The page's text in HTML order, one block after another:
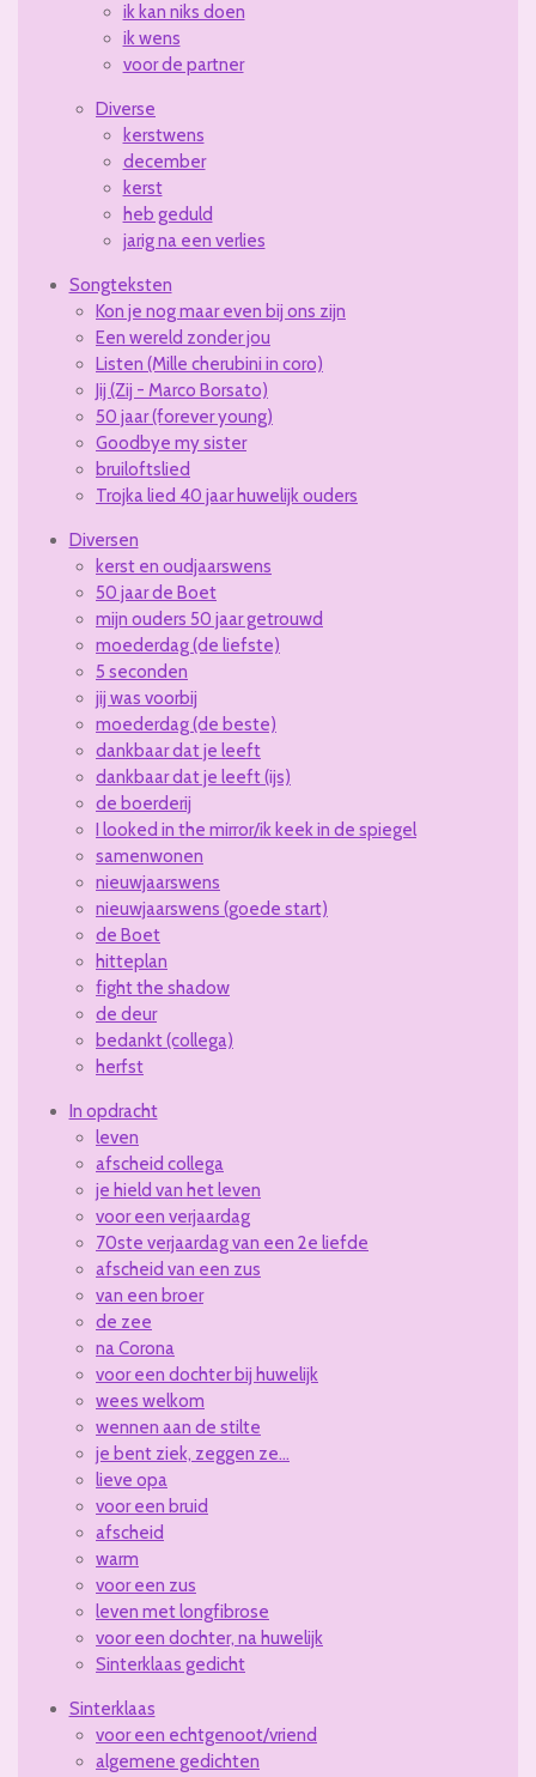
ik kan niks doen
ik wens
voor de partner
Diverse
kerstwens
december
kerst
heb geduld
jarig na een verlies
Songteksten
Kon je nog maar even bij ons zijn
Een wereld zonder jou
Listen (Mille cherubini in coro)
Jij (Zij - Marco Borsato)
50 jaar (forever young)
Goodbye my sister
bruiloftslied
Trojka lied 40 jaar huwelijk ouders
Diversen
kerst en oudjaarswens
50 jaar de Boet
mijn ouders 50 jaar getrouwd
moederdag (de liefste)
5 seconden
jij was voorbij
moederdag (de beste)
dankbaar dat je leeft
dankbaar dat je leeft (ijs)
de boerderij
I looked in the mirror/ik keek in de spiegel
samenwonen
nieuwjaarswens
nieuwjaarswens (goede start)
de Boet
hitteplan
fight the shadow
de deur
bedankt (collega)
herfst
In opdracht
leven
afscheid collega
je hield van het leven
voor een verjaardag
70ste verjaardag van een 2e liefde
afscheid van een zus
van een broer
de zee
na Corona
voor een dochter bij huwelijk
wees welkom
wennen aan de stilte
je bent ziek, zeggen ze...
lieve opa
voor een bruid
afscheid
warm
voor een zus
leven met longfibrose
voor een dochter, na huwelijk
Sinterklaas gedicht
Sinterklaas
voor een echtgenoot/vriend
algemene gedichten